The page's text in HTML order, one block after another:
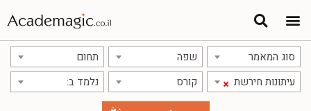
סוג המאמר שפה תחום
× עיתונות חירשת קורס נלמד ב: